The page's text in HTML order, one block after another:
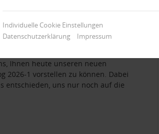
2026_1
Ihnen heute unseren neuen
2026-1 vorstellen zu können. Dabei
entschieden, uns nur noch auf die
Individuelle Cookie Einstellungen
Datenschutzerklärung
Impressum